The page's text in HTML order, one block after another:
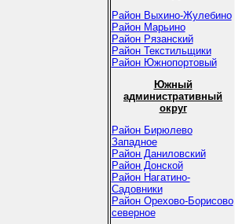
Район Выхино-Жулебино
Район Марьино
Район Рязанский
Район Текстильщики
Район Южнопортовый
Южный
административный
округ
Район Бирюлево
Западное
Район Даниловский
Район Донской
Район Нагатино-
Садовники
Район Орехово-Борисово
северное